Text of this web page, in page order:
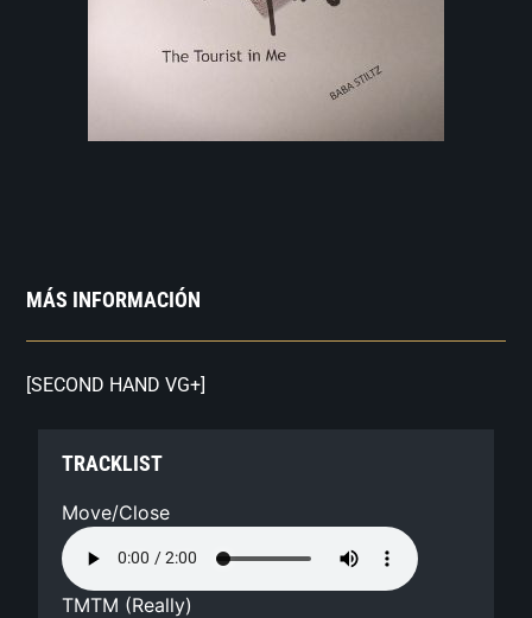
MÁS INFORMACIÓN
[SECOND HAND VG+]
TRACKLIST
Move/Close
TMTM (Really)